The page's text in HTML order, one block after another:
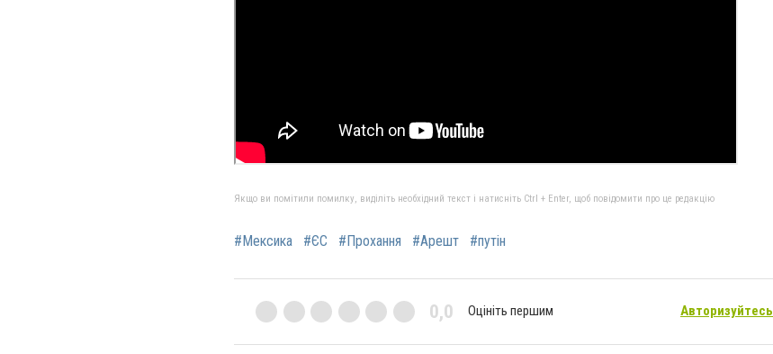
Якщо ви помітили помилку, виділіть необхідний текст і натисніть Ctrl + Enter, щоб повідомити про це редакцію
#Мексика #ЄС #Прохання #Арешт #путін
0,0 Оцініть першим Авторизуйтесь